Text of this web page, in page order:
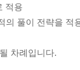
적용
의 풀이 전략을 적
차례입니다.